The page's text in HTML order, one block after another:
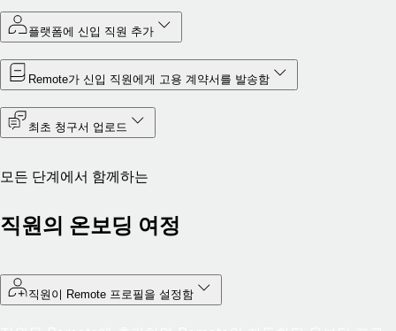
플랫폼에 신입 직원 추가
Remote가 신입 직원에게 고용 계약서를 발송함
최초 청구서 업로드
모든 단계에서 함께하는
직원의 온보딩 여정
직원이 Remote 프로필을 설정함